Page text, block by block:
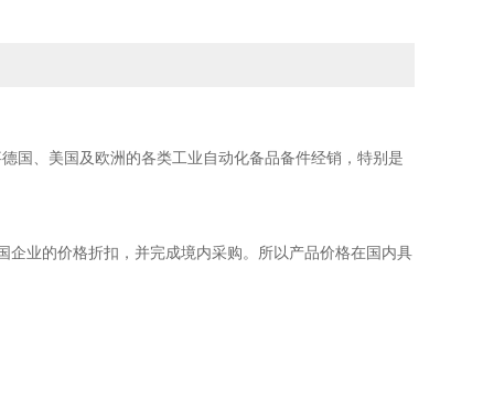
国、美国及欧洲的各类工业自动化备品备件经销，特别是
的价格折扣，并完成境内采购。所以产品价格在国内具